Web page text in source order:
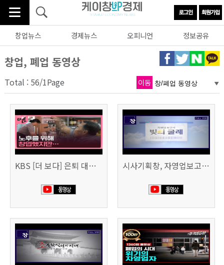
창업뉴스 경제뉴스 오피니언 정보공유
창업, 폐업 동영상
Total : 56/1Page 이동
KBS [더 보다] 은퇴 대신 폐업 시사기획창, 자영업보고서 빚의 굴레 507회 (KBS 25.6.10)